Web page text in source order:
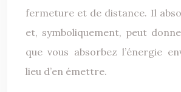
fermeture et de distance. Il
et, symboliquement, peut
que vous absorbez l’énergie
lieu d’en émettre.